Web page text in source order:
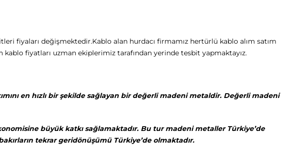
fiyaları değişmektedir.Kablo alan hurdacı firmamız hertürlü kablo alım satım
kablo fiyatları uzman ekiplerimiz tarafından yerinde tesbit yapmaktayız.
en hızlı bir şekilde sağlayan bir değerli madeni metaldir. Değerli madeni
büyük katkı sağlamaktadır. Bu tur madeni metaller Türkiye’de
tekrar geridönüşümü Türkiye’de olmaktadır.